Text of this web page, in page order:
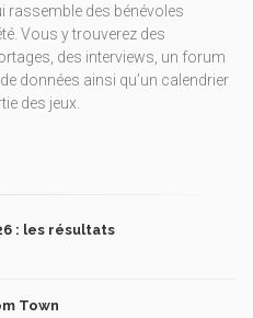
rassemble des bénévoles
Vous y trouverez des
des interviews, un forum
données ainsi qu’un calendrier
des jeux.
: les résultats
Town